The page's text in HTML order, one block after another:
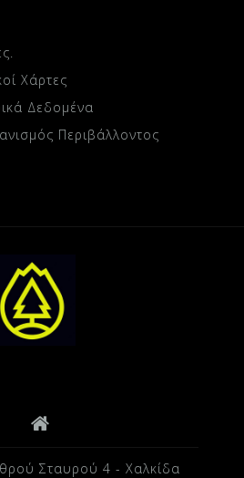
Χάρτες
Δεδομένα
Περιβάλλοντος
Σταυρού 4 - Χαλκίδα